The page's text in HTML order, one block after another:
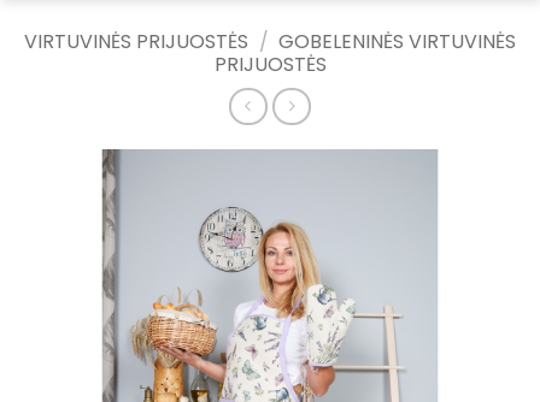
VIRTUVINĖS PRIJUOSTĖS / GOBELENINĖS VIRTUVINĖS
PRIJUOSTĖS